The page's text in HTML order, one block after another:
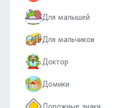
Для малышей
Для мальчиков
Доктор
Домики
Дорожные знаки